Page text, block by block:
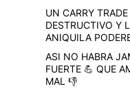
UN CARRY
DESTRUCTIVO Y
ANIQUILA
ASI NO HABRA
FUERTE 💪 QUE
MAL 👎